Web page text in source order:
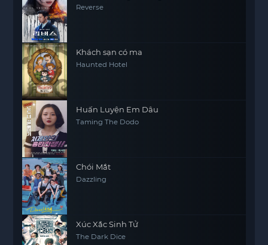
Reverse
Khách sạn có ma
Haunted Hotel
Huấn Luyện Em Dâu
Taming The Dodo
Chói Mắt
Dazzling
Xúc Xắc Sinh Tử
The Dark Dice